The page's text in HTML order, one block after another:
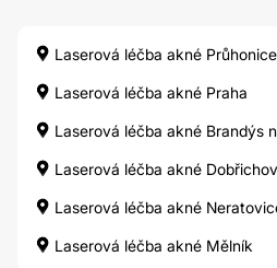
Laserová léčba akné Průhonice
Laserová léčba akné Praha
Laserová léčba akné Brandýs
Laserová léčba akné
Laserová léčba akné
Laserová léčba akné Mělník